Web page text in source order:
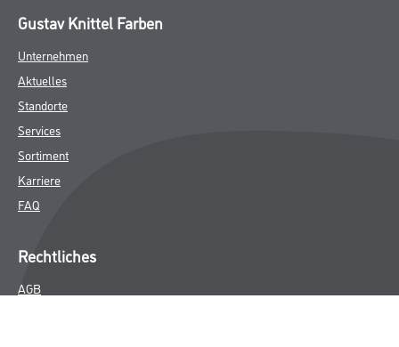
Gustav Knittel Farben
Unternehmen
Aktuelles
Standorte
Services
Sortiment
Karriere
FAQ
Rechtliches
AGB